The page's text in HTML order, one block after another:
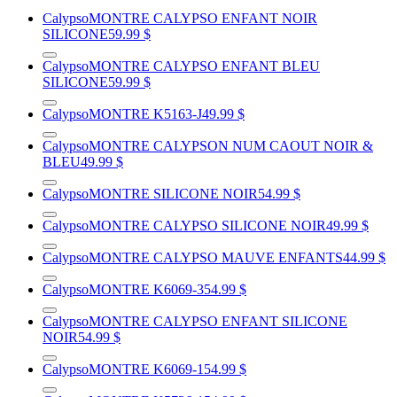
CalypsoMONTRE CALYPSO ENFANT NOIR
SILICONE59.99 $
CalypsoMONTRE CALYPSO ENFANT BLEU
SILICONE59.99 $
CalypsoMONTRE K5163-J49.99 $
CalypsoMONTRE CALYPSON NUM CAOUT NOIR &
BLEU49.99 $
CalypsoMONTRE SILICONE NOIR54.99 $
CalypsoMONTRE CALYPSO SILICONE NOIR49.99 $
CalypsoMONTRE CALYPSO MAUVE ENFANTS44.99 $
CalypsoMONTRE K6069-354.99 $
CalypsoMONTRE CALYPSO ENFANT SILICONE
NOIR54.99 $
CalypsoMONTRE K6069-1 54.99 $